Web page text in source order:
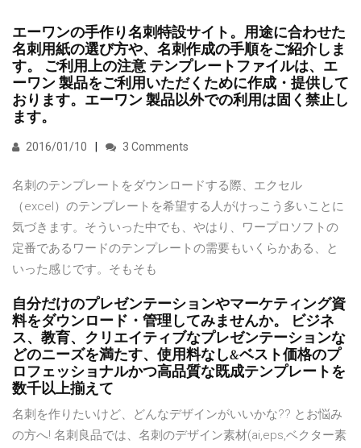
エーワンの手作り名刺特設サイト。用途に合わせた
名刺用紙の選び方や、名刺作成の手順をご紹介しま
す。 ご利用上の注意 テンプレートファイルは、エ
ーワン 製品をご利用いただくために作成・提供して
おります。エーワン 製品以外での利用は固く禁止し
ます。
2016/01/10 3 Comments
名刺のテンプレートをダウンロードする際、エクセル
（excel）のテンプレートを希望する人がけっこう多いことに
気づきます。そういった中でも、やはり、ワープロソフトの
定番であるワードのテンプレートの需要もいくらかある、と
いった感じです。そもそも
自分だけのプレゼンテーションやマーケティング資
料をダウンロード・管理してみませんか。 ビジネ
ス、教育、クリエイティブなプレゼンテーションな
どのニーズを満たす、使用料なし&ベスト価格のプ
ロフェッショナルかつ高品質な既成テンプレートを
数千以上揃えて
名刺を作りたいけど、どんなデザインがいいかな?? とお悩み
の方へ! 名刺良品では、名刺のデザイン素材(ai,eps,ベクター素